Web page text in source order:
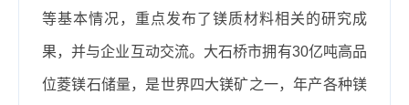
等基本情况，重点发布了镁质材料相关的研究成
果，并与企业互动交流。 大石桥市拥有30亿吨高品
位菱镁石储量，是世界四大镁矿之一，年产各种镁